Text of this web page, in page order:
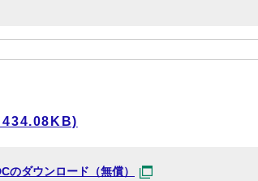
434.08KB)
ダウンロード（無償）